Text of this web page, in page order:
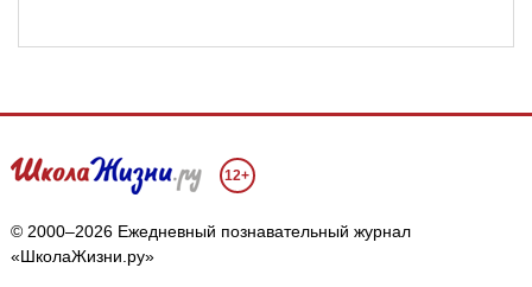
12+
© 2000–2026 Ежедневный познавательный журнал
«ШколаЖизни.ру»